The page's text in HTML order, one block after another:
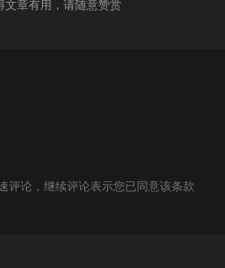
文章有用，请随意赞赏
评论，继续评论表示您已同意该条款